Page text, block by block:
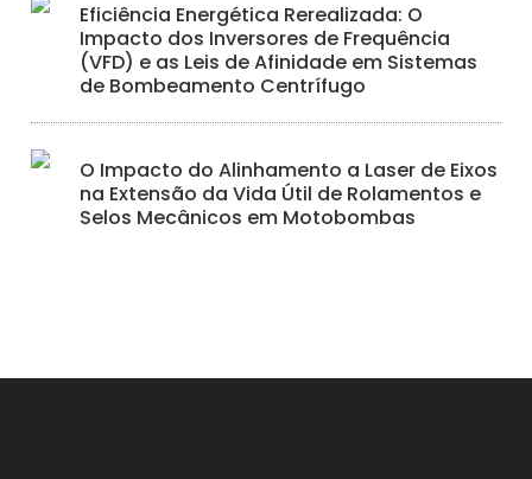
Eficiência Energética Rerealizada: O
Impacto dos Inversores de Frequência
(VFD) e as Leis de Afinidade em Sistemas
de Bombeamento Centrífugo
O Impacto do Alinhamento a Laser de Eixos
na Extensão da Vida Útil de Rolamentos e
Selos Mecânicos em Motobombas